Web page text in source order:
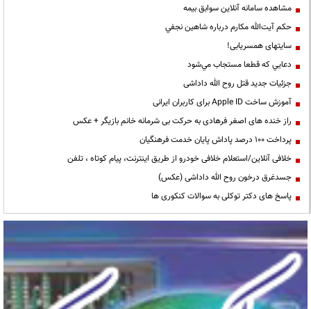
مشاهده سامانه آنلاين سوابق بیمه
حكم آيت‌الله مكارم درباره شاهين نجفي
سایتهای همسریابی!
دعايي كه قطعا مستجاب مي‌شود
جزئیات جدید قتل روح الله داداشی
آموزش ساخت Apple ID برای کاربران ایرانی
راز خنده های اصغر فرهادی به حرکت بی شرمانه خانم بازیگر + عکس
پرداخت ۱۰۰ درصد پاداش پایان خدمت فرهنگیان
خلافی آنلاین/استعلام خلافی خودرو از طریق اینترنت، پیام کوتاه ، تلفن
جسدغرق درخون روح الله داداشی (عکس)
پاسخ های دکتر توکلی به سوالات کنکوری ها